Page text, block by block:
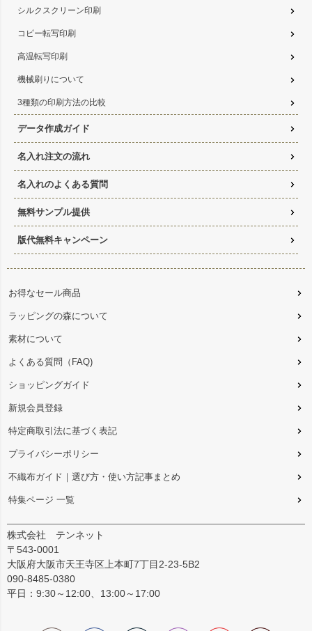
シルクスクリーン印刷
コピー転写印刷
高温転写印刷
機械刷りについて
3種類の印刷方法の比較
データ作成ガイド
名入れ注文の流れ
名入れのよくある質問
無料サンプル提供
版代無料キャンペーン
お得なセール商品
ラッピングの森について
素材について
よくある質問（FAQ)
ショッピングガイド
新規会員登録
特定商取引法に基づく表記
プライバシーポリシー
不織布ガイド｜選び方・使い方記事まとめ
特集ページ 一覧
株式会社 テンネット
〒543-0001
大阪府大阪市天王寺区上本町7丁目2-23-5B2
090-8485-0380
平日：9:30～12:00、13:00～17:00